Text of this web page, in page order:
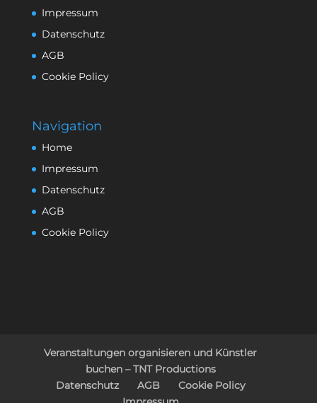
Impressum
Datenschutz
AGB
Cookie Policy
Navigation
Home
Impressum
Datenschutz
AGB
Cookie Policy
Veranstaltungen organisieren und Künstler
buchen – TNT Productions
Datenschutz
AGB
Cookie Policy